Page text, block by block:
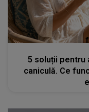
5 soluții pentru
caniculă. Ce